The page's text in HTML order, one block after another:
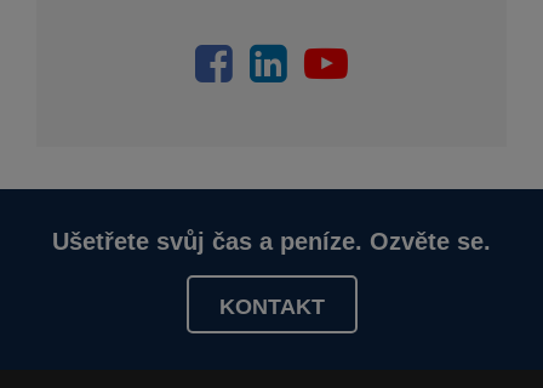
Ušetřete svůj čas a peníze. Ozvěte se.
KONTAKT